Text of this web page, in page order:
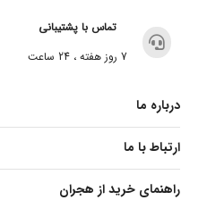
تماس با پشتیبانی
7 روز هفته ، 24 ساعت
درباره ما
ارتباط با ما
راهنمای خرید از هجران